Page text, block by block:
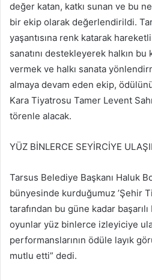
değer katan, katkı sunan ve bu
bir ekip olarak değerlendirildi.
yaşantısına renk katarak
sanatını destekleyerek halkın
vermek ve halkı sanata
almaya devam eden ekip,
Kara Tiyatrosu Tamer Levent
törenle alacak.
YÜZ BİNLERCE SEYİRCİYE
Tarsus Belediye Başkanı Haluk
bünyesinde kurduğumuz ’Şehir
tarafından bu güne kadar
oyunlar yüz binlerce izleyiciye
performanslarının ödüle layık
mutlu etti” dedi.